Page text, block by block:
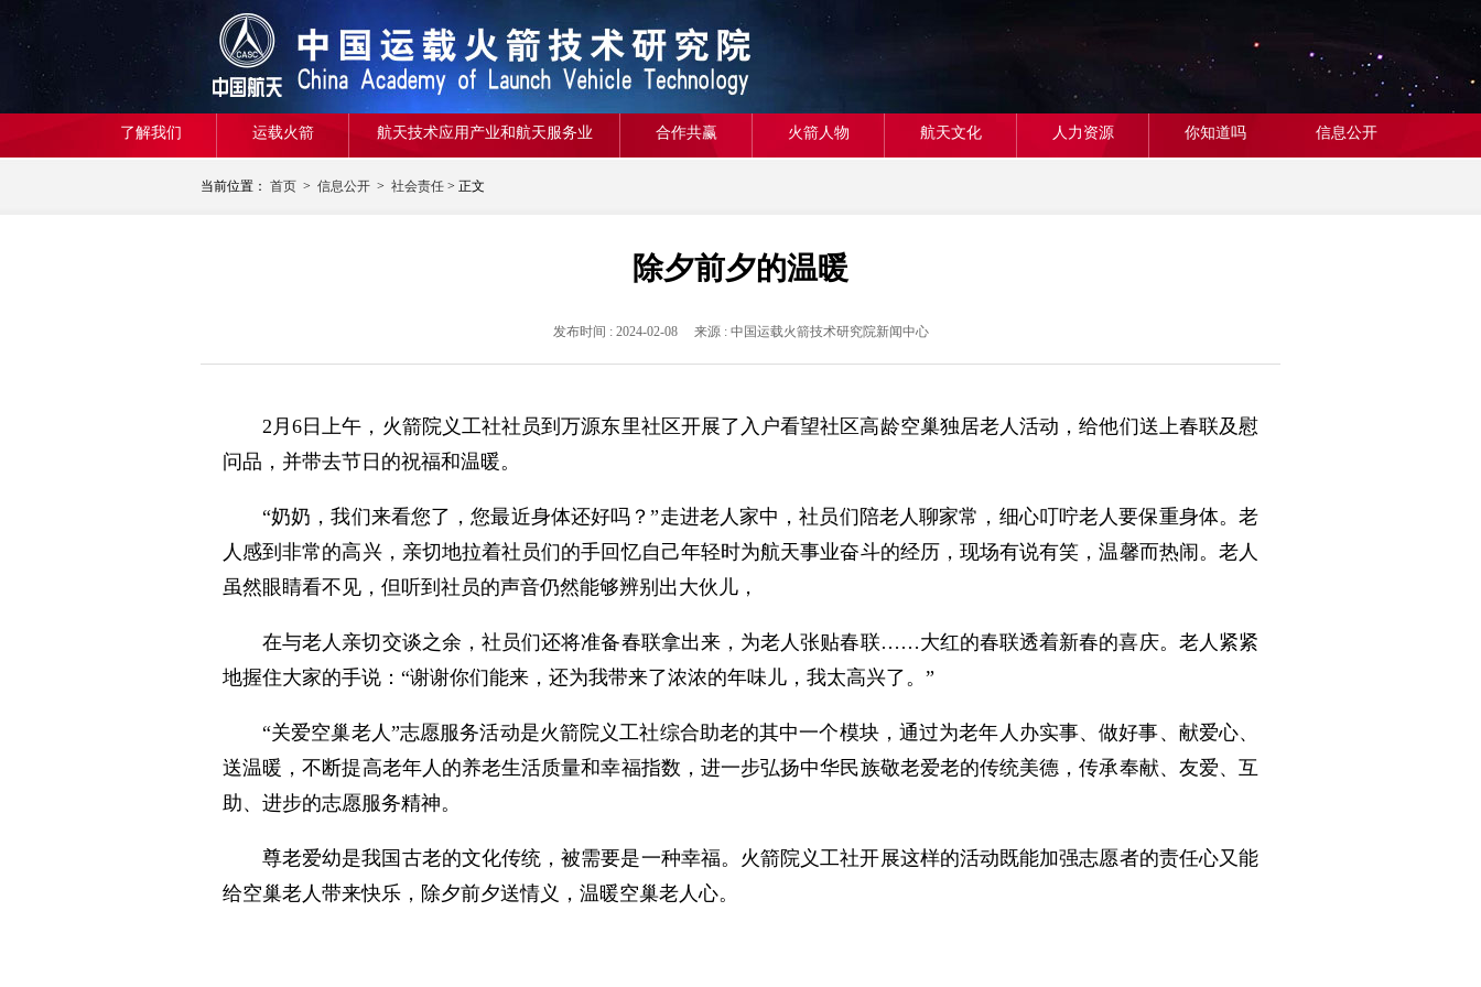
了解我们 运载火箭 航天技术应用产业和航天服务业 合作共赢 火箭人物 航天文化 人力资源 你知道吗 信息公开
当前位置： 首页 > 信息公开 > 社会责任 > 正文
除夕前夕的温暖
发布时间 : 2024-02-08 来源 : 中国运载火箭技术研究院新闻中心
2月6日上午，火箭院义工社社员到万源东里社区开展了入户看望社区高龄空巢独居老人活动，给他们送上春联及慰
问品，并带去节日的祝福和温暖。
“奶奶，我们来看您了，您最近身体还好吗？”走进老人家中，社员们陪老人聊家常，细心叮咛老人要保重身体。老
人感到非常的高兴，亲切地拉着社员们的手回忆自己年轻时为航天事业奋斗的经历，现场有说有笑，温馨而热闹。老人
虽然眼睛看不见，但听到社员的声音仍然能够辨别出大伙儿，
在与老人亲切交谈之余，社员们还将准备春联拿出来，为老人张贴春联……大红的春联透着新春的喜庆。老人紧紧
地握住大家的手说：“谢谢你们能来，还为我带来了浓浓的年味儿，我太高兴了。”
“关爱空巢老人”志愿服务活动是火箭院义工社综合助老的其中一个模块，通过为老年人办实事、做好事、献爱心、
送温暖，不断提高老年人的养老生活质量和幸福指数，进一步弘扬中华民族敬老爱老的传统美德，传承奉献、友爱、互
助、进步的志愿服务精神。
尊老爱幼是我国古老的文化传统，被需要是一种幸福。火箭院义工社开展这样的活动既能加强志愿者的责任心又能
给空巢老人带来快乐，除夕前夕送情义，温暖空巢老人心。